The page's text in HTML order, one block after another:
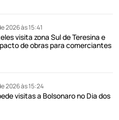
2026 às 15:41
visita zona Sul de Teresina e
de obras para comerciantes
2026 às 15:24
visitas a Bolsonaro no Dia dos